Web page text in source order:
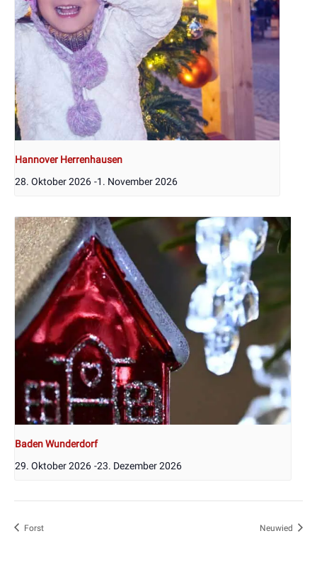
Hannover Herrenhausen
28. Oktober 2026 -1. November 2026
Baden Wunderdorf
29. Oktober 2026 -23. Dezember 2026
Forst Neuwied